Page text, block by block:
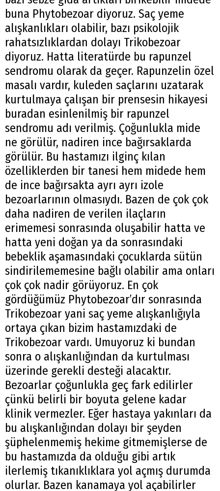
buna Phytobezoar diyoruz. Saç yeme
alışkanlıkları olabilir, bazı psikolojik
rahatsızlıklardan dolayı Trikobezoar
diyoruz. Hatta literatürde bu rapunzel
sendromu olarak da geçer. Rapunzelin özel
masalı vardır, kuleden saçlarını uzatarak
kurtulmaya çalışan bir prensesin hikayesi
buradan esinlenilmiş bir rapunzel
sendromu adı verilmiş. Çoğunlukla mide
ne görülür, nadiren ince bağırsaklarda
görülür. Bu hastamızı ilginç kılan
özelliklerden bir tanesi hem midede hem
de ince bağırsakta ayrı ayrı izole
bezoarlarının olmasıydı. Bazen de çok çok
daha nadiren de verilen ilaçların
erimemesi sonrasında oluşabilir hatta ve
hatta yeni doğan ya da sonrasındaki
bebeklik aşamasındaki çocuklarda sütün
sindirilememesine bağlı olabilir ama onları
çok çok nadir görüyoruz. En çok
gördüğümüz Phytobezoar’dır sonrasında
Trikobezoar yani saç yeme alışkanlığıyla
ortaya çıkan bizim hastamızdaki de
Trikobezoar vardı. Umuyoruz ki bundan
sonra o alışkanlığından da kurtulması
üzerinde gerekli desteği alacaktır.
Bezoarlar çoğunlukla geç fark edilirler
çünkü belirli bir boyuta gelene kadar
klinik vermezler. Eğer hastaya yakınları da
bu alışkanlığından dolayı bir şeyden
şüphelenmemiş hekime gitmemişlerse de
bu hastamızda da olduğu gibi artık
ilerlemiş tıkanıklıklara yol açmış durumda
olurlar. Bazen kanamaya yol açabilirler